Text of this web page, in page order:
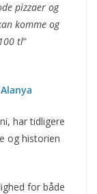
pizzaer og
komme og
tl”
har tidligere
og historien
for både